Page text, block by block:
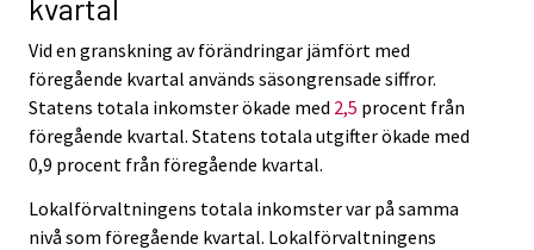
kvartal
Vid en granskning av förändringar jämfört med
föregående kvartal används säsongrensade siffror.
Statens totala inkomster ökade med 2,5 procent från
föregående kvartal. Statens totala utgifter ökade med
0,9 procent från föregående kvartal.
Lokalförvaltningens totala inkomster var på samma
nivå som föregående kvartal. Lokalförvaltningens